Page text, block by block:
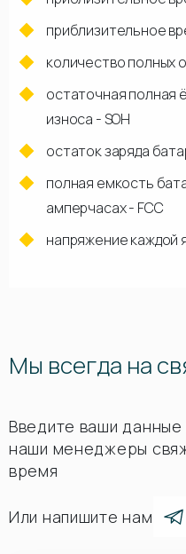
приблизительное
количество полных
остаточная полная
износа - SOH
остаток заряда
полная емкость
амперчасах - FCC
напряжение каждой
Мы всегда на
Введите ваши
наши менеджеры
время
Или напишите нам